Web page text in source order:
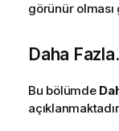
görünür
Daha
Bu bölümde